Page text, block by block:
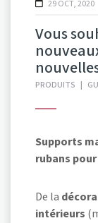
29 OCT, 2020
Vous
PRODUITS
Supports
rubans
De la
intérieurs